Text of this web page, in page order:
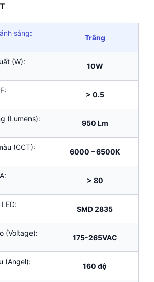
sáng:
Trắng
(W):
10W
> 0.5
(Lumens):
950 Lm
(CCT):
6000 – 6500K
> 80
SMD 2835
(Voltage):
175-265VAC
(Angel):
160 độ